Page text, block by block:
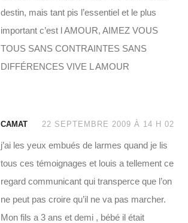
destin, mais tant pis l’essentiel et le plus
important c’est l AMOUR, AIMEZ VOUS
TOUS SANS CONTRAINTES SANS
DIFFÉRENCES VIVE L AMOUR
CAMAT 22 SEPTEMBRE 2009 À 14 H 02
j’ai les yeux embués de larmes quand je lis
tous ces témoignages et louis a tellement ce
regard communicant qui transperce que l’on
ne peut pas croire qu’il ne va pas marcher.
Mon fils a 3 ans et demi , bébé il était